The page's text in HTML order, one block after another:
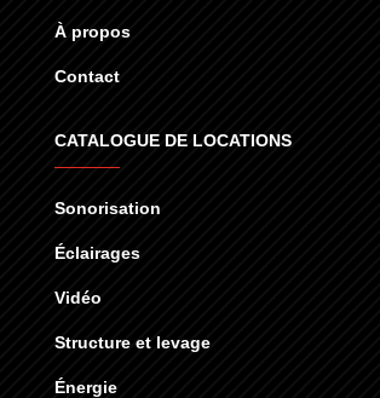
À propos
Contact
CATALOGUE DE LOCATIONS
Sonorisation
Éclairages
Vidéo
Structure et levage
Énergie